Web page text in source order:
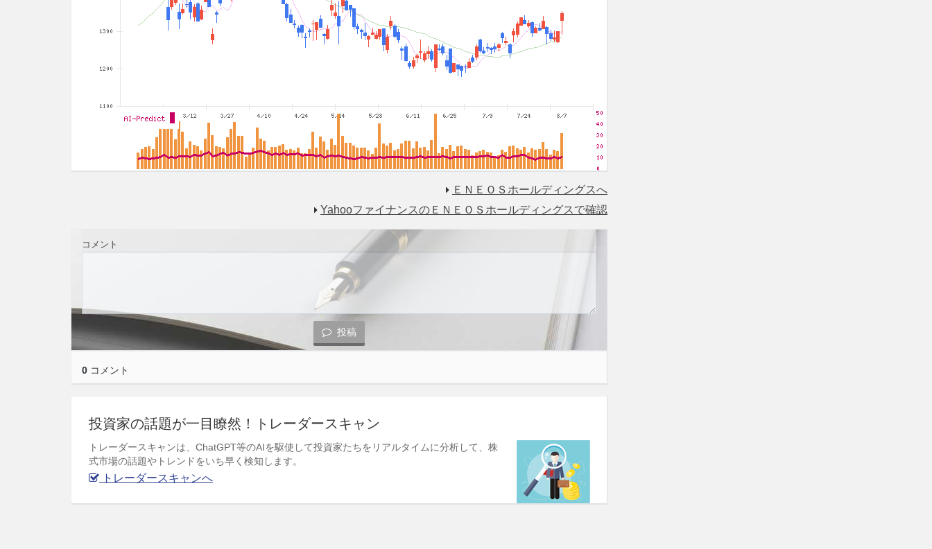
ＥＮＥＯＳホールディングスへ
YahooファイナンスのＥＮＥＯＳホールディングスで確認
コメント
投稿
0 コメント
投資家の話題が一目瞭然！トレーダースキャン
トレーダースキャンは、ChatGPT等のAIを駆使して投資家たちをリアルタイムに分析して、株
式市場の話題やトレンドをいち早く検知します。
トレーダースキャンへ